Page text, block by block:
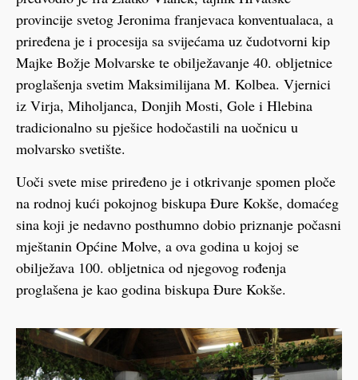
provincije svetog Jeronima franjevaca konventualaca, a
priređena je i procesija sa svijećama uz čudotvorni kip
Majke Božje Molvarske te obilježavanje 40. obljetnice
proglašenja svetim Maksimilijana M. Kolbea. Vjernici
iz Virja, Miholjanca, Donjih Mosti, Gole i Hlebina
tradicionalno su pješice hodočastili na uočnicu u
molvarsko svetište.
Uoči svete mise priređeno je i otkrivanje spomen ploče
na rodnoj kući pokojnog biskupa Đure Kokše, domaćeg
sina koji je nedavno posthumno dobio priznanje počasni
mještanin Općine Molve, a ova godina u kojoj se
obilježava 100. obljetnica od njegovog rođenja
proglašena je kao godina biskupa Đure Kokše.